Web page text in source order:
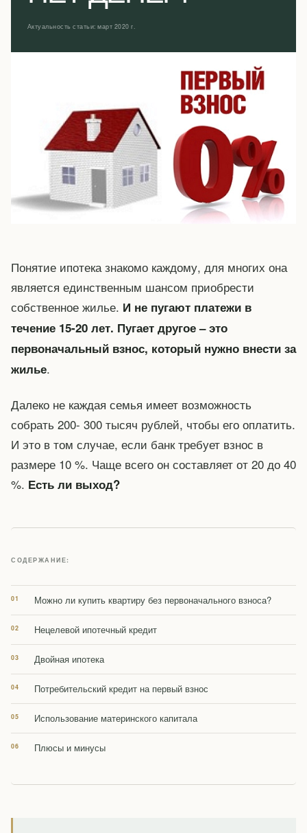
Актуальность статьи: март 2020 г.
Понятие ипотека знакомо каждому, для многих она
является единственным шансом приобрести
собственное жилье. И не пугают платежи в
течение 15-20 лет. Пугает другое – это
первоначальный взнос, который нужно внести за
жилье.
Далеко не каждая семья имеет возможность
собрать 200- 300 тысяч рублей, чтобы его оплатить.
И это в том случае, если банк требует взнос в
размере 10 %. Чаще всего он составляет от 20 до 40
%. Есть ли выход?
СОДЕРЖАНИЕ:
Можно ли купить квартиру без первоначального взноса?
Нецелевой ипотечный кредит
Двойная ипотека
Потребительский кредит на первый взнос
Использование материнского капитала
Плюсы и минусы